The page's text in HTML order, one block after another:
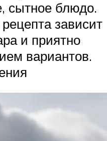
сытное блюдо.
зависит
и приятно
вариантов.